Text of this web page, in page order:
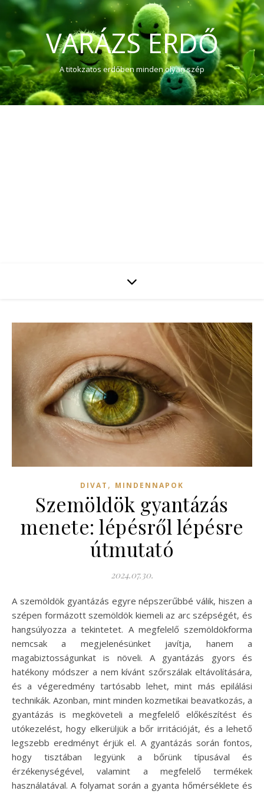
VARÁZS ERDŐ
A titokzatos erdőben minden olyan szép
DIVAT , MINDENNAPOK
Szemöldök gyantázás
menete: lépésről lépésre
útmutató
2024.07.30.
A szemöldök gyantázás egyre népszerűbbé válik, hiszen a
szépen formázott szemöldök kiemeli az arc szépségét, és
hangsúlyozza a tekintetet. A megfelelő szemöldökforma
nemcsak a megjelenésünket javítja, hanem a
magabiztosságunkat is növeli. A gyantázás gyors és
hatékony módszer a nem kívánt szőrszálak eltávolítására,
és a végeredmény tartósabb lehet, mint más epilálási
technikák. Azonban, mint minden kozmetikai beavatkozás, a
gyantázás is megköveteli a megfelelő előkészítést és
utókezelést, hogy elkerüljük a bőr irritációját, és a lehető
legszebb eredményt érjük el. A gyantázás során fontos,
hogy tisztában legyünk a bőrünk típusával és
érzékenységével, valamint a megfelelő termékek
használatával. A folyamat során a gyanta hőmérséklete és